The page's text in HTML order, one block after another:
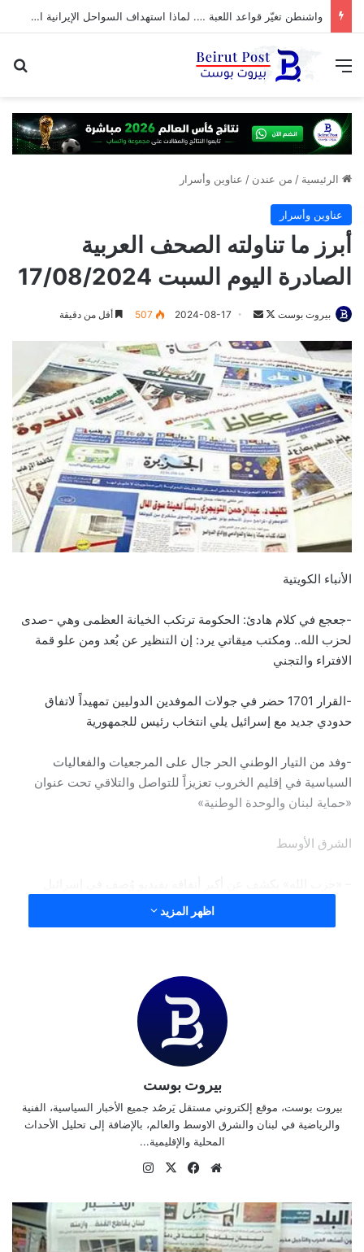
واشنطن تغيّر قواعد اللعبة …. لماذا استهداف السواحل الإيرانية الآن؟
القائمة
الرئيسية / من عندن / عناوين وأسرار
عناوين وأسرار
أبرز ما تناولته الصحف العربية
الصادرة اليوم السبت 17/08/2024
بيروت بوست
تابع
X
أرسل
إلكترونيا
2024-08-17
507 أقل من دقيقة
الأنباء الكويتية
-جعجع في كلام هادئ: الحكومة ترتكب الخيانة العظمى وهي -صدى
لحزب الله.. ومكتب ميقاتي يرد: إن التنظير عن بُعد ومن علو قمة
الافتراء والتجني
-القرار 1701 حضر في جولات الموفدين الدوليين تمهيداً لاتفاق
حدودي جديد مع إسرائيل يلي انتخاب رئيس للجمهورية
-وفد من التيار الوطني الحر جال على المرجعيات والفعاليات
السياسية في إقليم الخروب تعزيزاً للتواصل والتلاقي تحت عنوان
«حماية لبنان والوحدة الوطنية»
الشرق الأوسط
– «جبالنا خزائننا».. «حزب الله» يستعرض قدراته الصاروخية تحت
-حزب الله يستعرض قدراته الصاروخية
اظهر المزيد
بيروت بوست
بيروت بوست، موقع إلكتروني مستقل يَرصُد جميع الأخبار السياسية، الفنية
والرياضية في لبنان والشرق الاوسط والعالم، بالإضافة إلى تحليل الأحداث
المحلية والإقليمية...
موقع
فيسبوك
‫X